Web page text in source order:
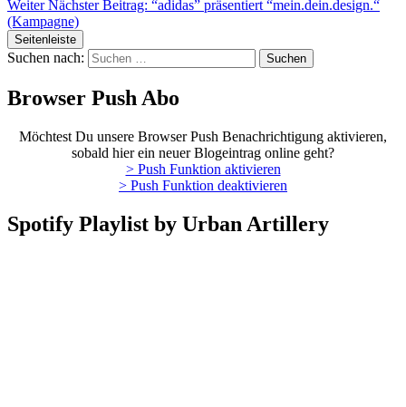
Weiter Nächster Beitrag: “adidas” präsentiert “mein.dein.design.“
(Kampagne)
Seitenleiste
Suchen nach:
Browser Push Abo
Möchtest Du unsere Browser Push Benachrichtigung aktivieren,
sobald hier ein neuer Blogeintrag online geht?
> Push Funktion aktivieren
> Push Funktion deaktivieren
Spotify Playlist by Urban Artillery